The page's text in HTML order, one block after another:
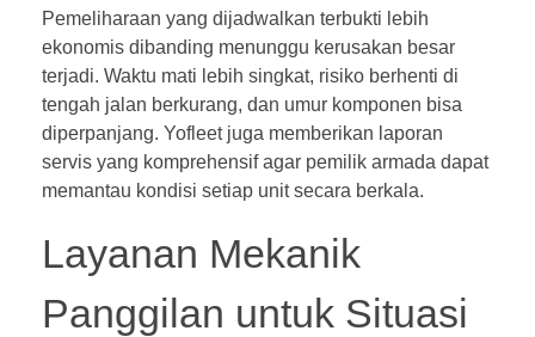
Pemeliharaan yang dijadwalkan terbukti lebih
ekonomis dibanding menunggu kerusakan besar
terjadi. Waktu mati lebih singkat, risiko berhenti di
tengah jalan berkurang, dan umur komponen bisa
diperpanjang. Yofleet juga memberikan laporan
servis yang komprehensif agar pemilik armada dapat
memantau kondisi setiap unit secara berkala.
Layanan Mekanik
Panggilan untuk Situasi